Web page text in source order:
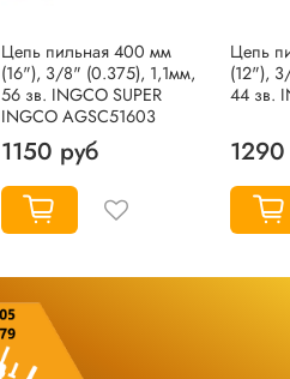
Цепь пильная 400 мм
(16"), 3/8" (0.375), 1,1мм,
56 зв. INGCO SUPER
INGCO AGSC51603
1150 руб
Цепь
(12"),
44 зв.